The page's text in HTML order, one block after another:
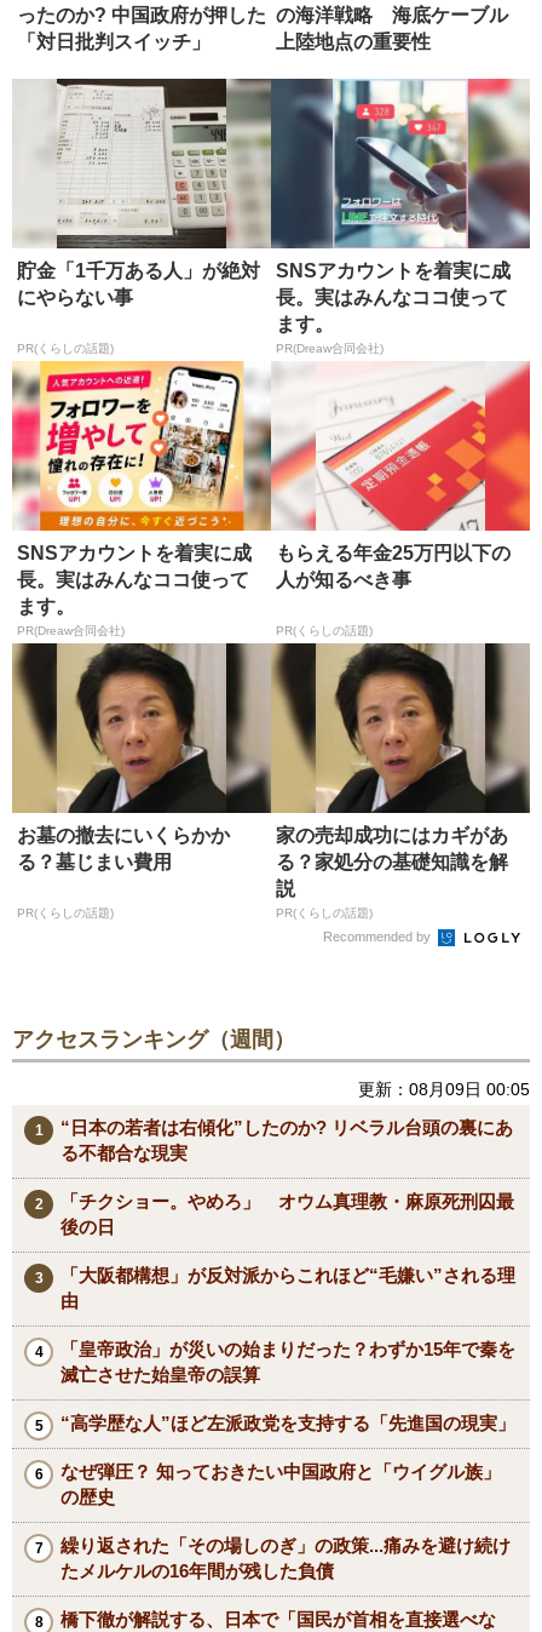
ったのか? 中国政府が押した
「対日批判スイッチ」
の海洋戦略 海底ケーブル
上陸地点の重要性
貯金「1千万ある人」が絶対
にやらない事
PR(くらしの話題)
SNSアカウントを着実に成
長。実はみんなココ使って
ます。
PR(Dreaw合同会社)
SNSアカウントを着実に成
長。実はみんなココ使って
ます。
PR(Dreaw合同会社)
もらえる年金25万円以下の
人が知るべき事
PR(くらしの話題)
お墓の撤去にいくらかか
る？墓じまい費用
PR(くらしの話題)
家の売却成功にはカギがあ
る？家処分の基礎知識を解
説
PR(くらしの話題)
Recommended by
アクセスランキング（週間）
更新：08月09日 00:05
“日本の若者は右傾化”したのか? リベラル台頭の裏にあ
る不都合な現実
「チクショー。やめろ」 オウム真理教・麻原死刑囚最
後の日
「大阪都構想」が反対派からこれほど“毛嫌い”される理
由
「皇帝政治」が災いの始まりだった？わずか15年で秦を
滅亡させた始皇帝の誤算
“高学歴な人”ほど左派政党を支持する「先進国の現実」
なぜ弾圧？ 知っておきたい中国政府と「ウイグル族」
の歴史
繰り返された「その場しのぎ」の政策...痛みを避け続け
たメルケルの16年間が残した負債
橋下徹が解説する、日本で「国民が首相を直接選べな